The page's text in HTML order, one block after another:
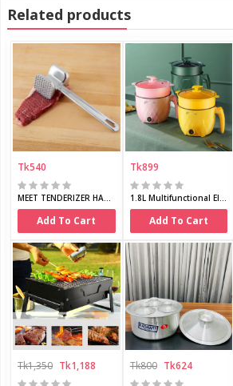
Related products
Tk540
Add To Cart
Tk899
Add To Cart
Tk1,350 Tk1,188 Tk800 Tk624